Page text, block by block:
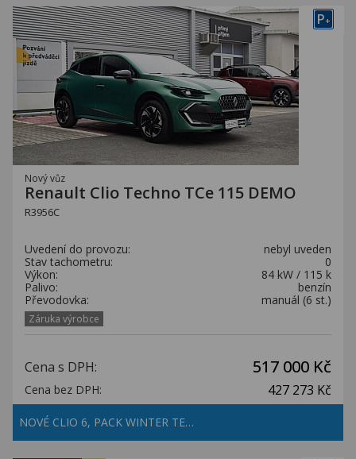
P+
Nový vůz
Renault Clio Techno TCe 115 DEMO
R3956C
Uvedení do provozu:
nebyl uveden
Stav tachometru:
0
Výkon:
84 kW / 115 k
Palivo:
benzín
Převodovka:
manuál (6 st.)
Záruka výrobce
Cena s DPH: 517 000 Kč
Cena bez DPH: 427 273 Kč
NOVÉ CLIO 6, PACK WINTER TE…